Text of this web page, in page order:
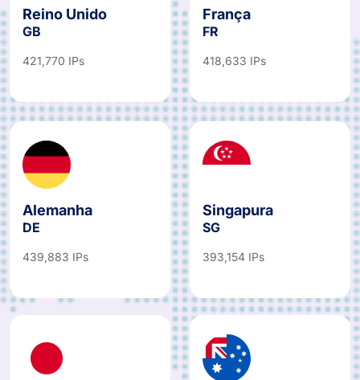
Reino Unido
GB
421,770 IPs
França
FR
418,633 IPs
Alemanha
DE
439,883 IPs
Singapura
SG
393,154 IPs